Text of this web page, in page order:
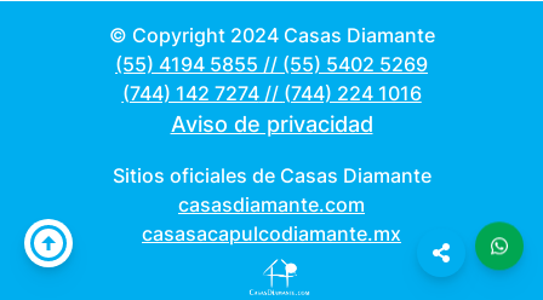
© Copyright 2024 Casas Diamante
(55) 4194 5855 // (55) 5402 5269
(744) 142 7274// (744) 224 1016
Aviso de privacidad
Sitios oficiales de Casas Diamante
casasdiamante.com
casasacapulcodiamante.mx